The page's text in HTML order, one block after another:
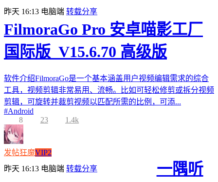
昨天 16:13 电脑端 转载分享
FilmoraGo Pro 安卓喵影工厂
国际版_V15.6.70 高级版
软件介绍FilmoraGo是一个基本涵盖用户视频编辑需求的综合
工具，视频剪辑非常易用、流畅。比如可轻松修剪或拆分视频
剪辑，可旋转并裁剪视频以匹配所需的比例，可添...
#Android
8
23 1.4k
发帖狂魔VIP2
昨天 16:13 电脑端 转载分享
一隅听